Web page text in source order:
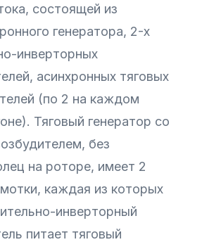
состоящей из
генератора, 2-х
инверторных
асинхронных тяговых
(по 2 на каждом
Тяговый генератор со
без
на роторе, имеет 2
каждая из которых
инверторный
питает тяговый